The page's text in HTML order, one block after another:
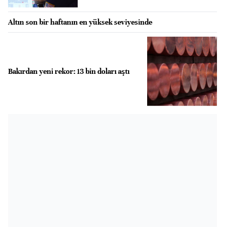
Altın son bir haftanın en yüksek seviyesinde
Bakırdan yeni rekor: 13 bin doları aştı